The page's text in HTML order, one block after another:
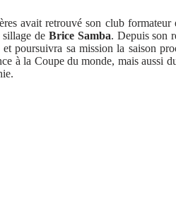
avait retrouvé son club formateur
sillage deBrice Samba. Depuis son
poursuivra sa mission la saison
à la Coupe du monde, mais aussi